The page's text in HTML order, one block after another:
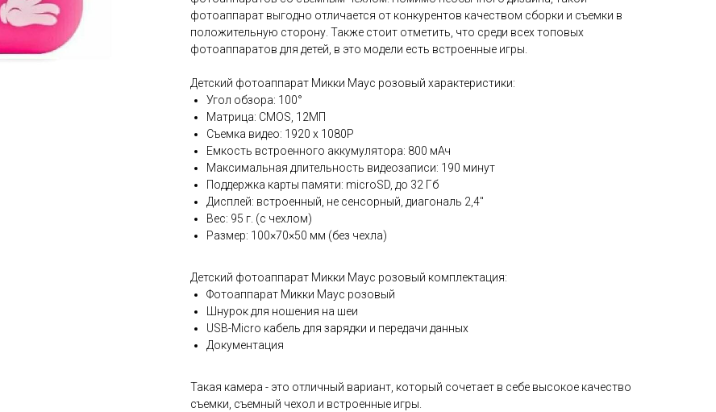
фотоаппарат выгодно отличается от конкурентов качеством сборки и съемки в
положительную сторону. Также стоит отметить, что среди всех топовых
фотоаппаратов для детей, в это модели есть встроенные игры.
Детский фотоаппарат Микки Маус розовый характеристики:
Угол обзора: 100°
Матрица: CMOS, 12МП
Съемка видео: 1920 х 1080P
Емкость встроенного аккумулятора: 800 мАч
Максимальная длительность видеозаписи: 190 минут
Поддержка карты памяти: microSD, до 32 Гб
Дисплей: встроенный, не сенсорный, диагональ 2,4"
Вес: 95 г. (с чехлом)
Размер: 100×70×50 мм (без чехла)
Детский фотоаппарат Микки Маус розовый комплектация:
Фотоаппарат Микки Маус розовый
Шнурок для ношения на шеи
USB-Micro кабель для зарядки и передачи данных
Документация
Такая камера - это отличный вариант, который сочетает в себе высокое качество
съемки, съемный чехол и встроенные игры.